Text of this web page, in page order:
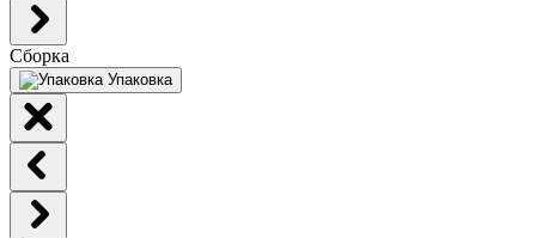
Сборка
Упаковка